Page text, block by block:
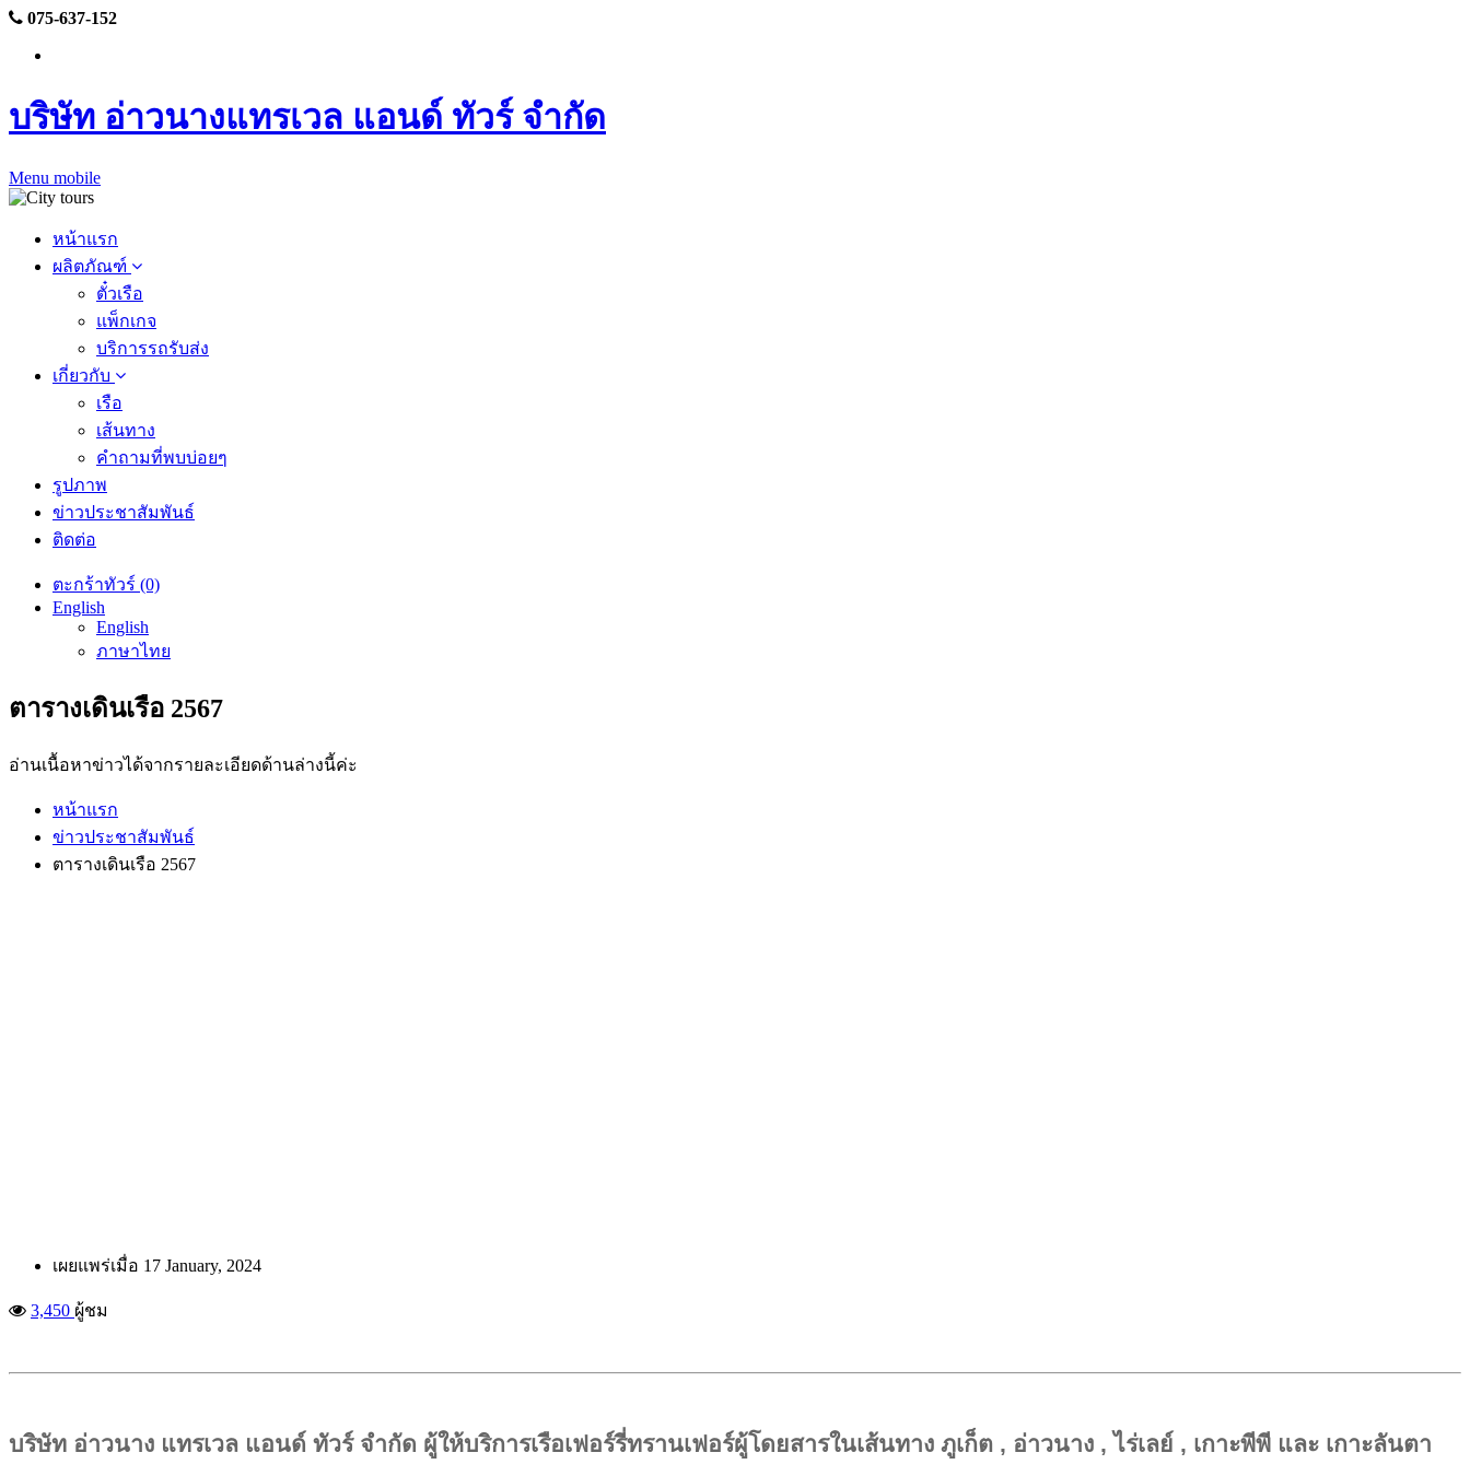
075-637-152
บริษัท อ่าวนางแทรเวล แอนด์ ทัวร์ จำกัด
Menu mobile
หน้าแรก
ผลิตภัณฑ์
ตั๋วเรือ
แพ็กเกจ
บริการรถรับส่ง
เกี่ยวกับ
เรือ
เส้นทาง
คำถามที่พบบ่อยๆ
รูปภาพ
ข่าวประชาสัมพันธ์
ติดต่อ
ตะกร้าทัวร์ (0)
English
English
ภาษาไทย
ตารางเดินเรือ 2567
อ่านเนื้อหาข่าวได้จากรายละเอียดด้านล่างนี้ค่ะ
หน้าแรก
ข่าวประชาสัมพันธ์
ตารางเดินเรือ 2567
เผยแพร่เมื่อ 17 January, 2024
3,450 ผู้ชม
บริษัท อ่าวนาง แทรเวล แอนด์ ทัวร์ จำกัด ผู้ให้บริการเรือเฟอร์รี่ทรานเฟอร์ผู้โดยสารในเส้นทาง ภูเก็ต , อ่าวนาง , ไร่เลย์ , เกาะพีพี และ เกาะลันตา